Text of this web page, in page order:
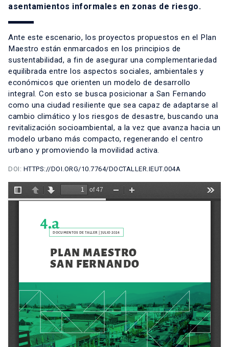
asentamientos informales en zonas de riesgo.
Ante este escenario, los proyectos propuestos en el Plan
Maestro están enmarcados en los principios de
sustentabilidad, a fin de asegurar una complementariedad
equilibrada entre los aspectos sociales, ambientales y
económicos que orienten un modelo de desarrollo
integral. Con esto se busca posicionar a San Fernando
como una ciudad resiliente que sea capaz de adaptarse al
cambio climático y los riesgos de desastre, buscando una
revitalización socioambiental, a la vez que avanza hacia un
modelo urbano más compacto, regenerando el centro
urbano y promoviendo la movilidad activa.
DOI: HTTPS://DOI.ORG/10.7764/DOCTALLER.IEUT.004A